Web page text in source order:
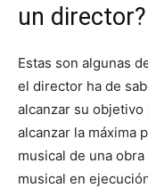
un director?
Estas son algunas
el director ha de
alcanzar su
alcanzar la máxima
musical de una
musical en